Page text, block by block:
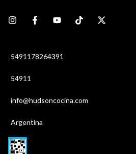
5491178264391
54911
info@hudsoncocina.com
Argentina